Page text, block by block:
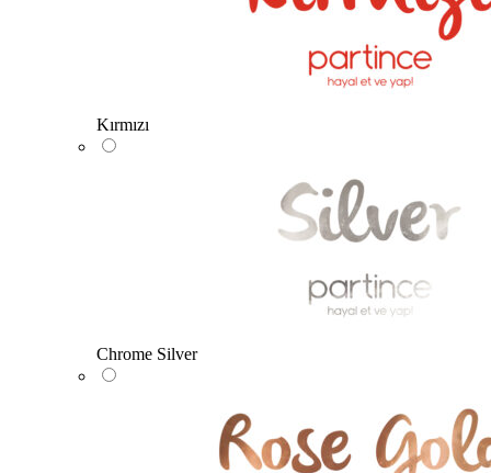
Kırmızı
Chrome Silver